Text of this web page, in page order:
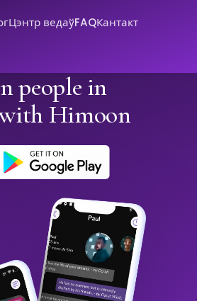
Цэнтр ведаўFAQКантакт
people in
Himoon